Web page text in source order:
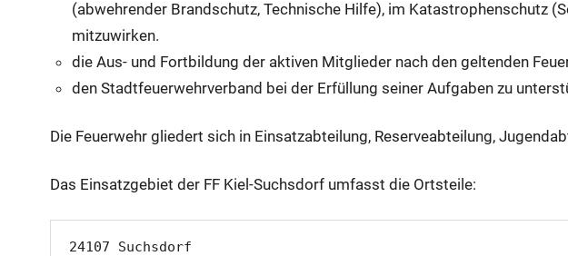
(abwehrender Brandschutz, Technische Hilfe), im Katastrophenschutz
mitzuwirken.
die Aus- und Fortbildung der aktiven Mitglieder nach den geltenden
den Stadtfeuerwehrverband bei der Erfüllung seiner Aufgaben zu
Die Feuerwehr gliedert sich in Einsatzabteilung, Reserveabteilung,
Das Einsatzgebiet der FF Kiel-Suchsdorf umfasst die Ortsteile:
24107 Suchsdorf